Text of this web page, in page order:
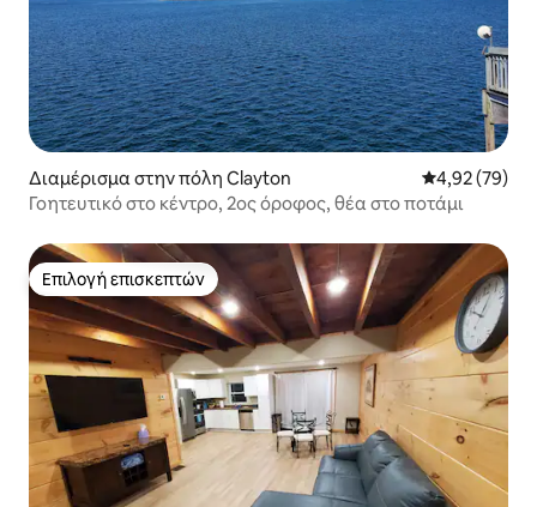
Διαμέρισμα στην πόλη Clayton Μέση
4,92 (79)
Γοητευτικό στο κέντρο, 2ος όροφος, θέα στο ποτάμι
Επιλογή επισκεπτών
Επιλογή επισκεπτών